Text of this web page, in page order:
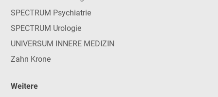
SPECTRUM Psychiatrie
SPECTRUM Urologie
UNIVERSUM INNERE MEDIZIN
Zahn Krone
Weitere